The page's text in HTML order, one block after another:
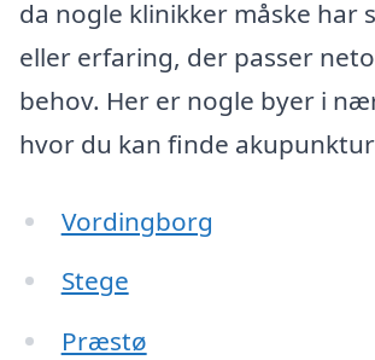
da nogle klinikker måske har
eller erfaring, der passer
behov. Her er nogle byer i
hvor du kan finde
Vordingborg
Stege
Præstø